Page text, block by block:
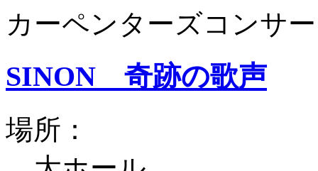
カーペンターズコンサ
SINON 奇跡の歌声
場所：